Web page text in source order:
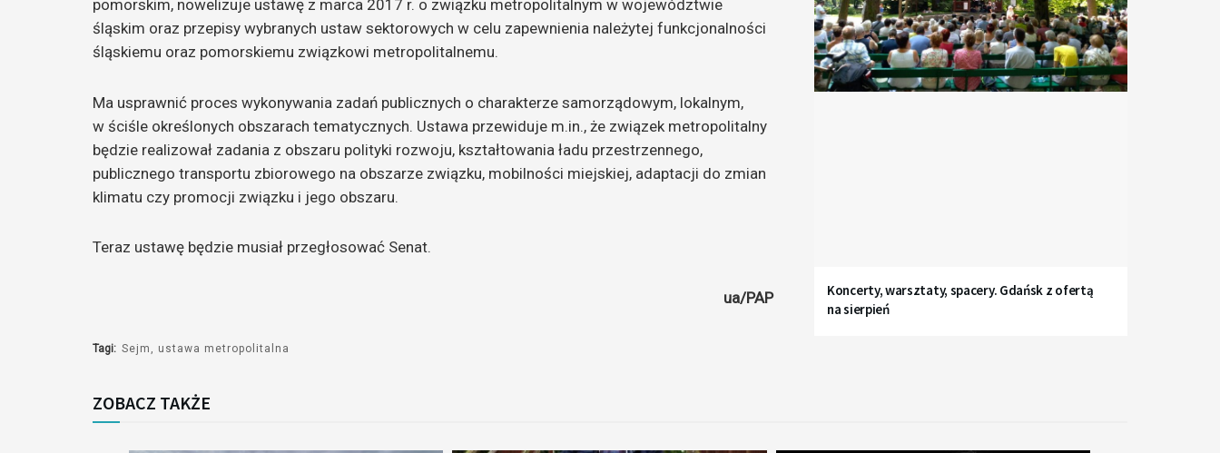
pomorskim, nowelizuje ustawę z marca 2017 r. o związku metropolitalnym w województwie
śląskim oraz przepisy wybranych ustaw sektorowych w celu zapewnienia należytej funkcjonalności
śląskiemu oraz pomorskiemu związkowi metropolitalnemu.
Ma usprawnić proces wykonywania zadań publicznych o charakterze samorządowym, lokalnym,
w ściśle określonych obszarach tematycznych. Ustawa przewiduje m.in., że związek metropolitalny
będzie realizował zadania z obszaru polityki rozwoju, kształtowania ładu przestrzennego,
publicznego transportu zbiorowego na obszarze związku, mobilności miejskiej, adaptacji do zmian
klimatu czy promocji związku i jego obszaru.
Teraz ustawę będzie musiał przegłosować Senat.
ua/PAP
Tagi: Sejm ustawa metropolitalna
Koncerty, warsztaty, spacery. Gdańsk z ofertą
na sierpień
ZOBACZ TAKŻE